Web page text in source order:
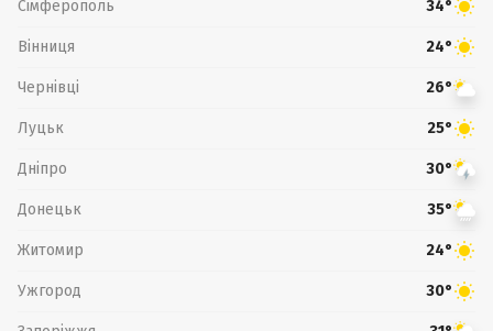
Сімферополь 34°
Вінниця 24°
Чернівці 26°
Луцьк 25°
Дніпро 30°
Донецьк 35°
Житомир 24°
Ужгород 30°